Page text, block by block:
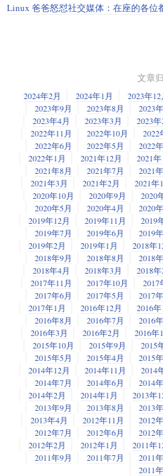
Linux 爸爸怒怼社交媒体：在座的各位
文章
2024年2月 2024年1月 2023年12
2023年9月
2023年8月 2023
2023年4月
2023年3月 2023年
2022年11月
2022年10月 2022
2022年6月
2022年5月 2022
2022年1月
2021年12月 2021年
2021年8月
2021年7月 2021
2021年3月
2021年2月 2021年
2020年10月
2020年9月 2020
2020年5月
2020年4月 2020
2019年12月
2019年11月 2019
2019年7月
2019年6月 2019
2019年2月
2019年1月 2018年
2018年9月
2018年8月 2018
2018年4月
2018年3月 2018年
2017年11月
2017年10月 2017
2017年6月
2017年5月 2017
2017年1月
2016年12月 2016年
2016年8月
2016年7月 2016
2016年3月
2016年2月 2016年
2015年10月
2015年9月 2015
2015年5月
2015年4月 2015
2014年12月
2014年11月 2014
2014年7月
2014年6月 2014
2014年2月
2014年1月 2013年
2013年9月
2013年8月 2013
2013年4月
2012年11月 2012
2012年7月
2012年6月 2012
2012年2月
2012年1月 2011年
2011年9月
2011年7月 2011
2011